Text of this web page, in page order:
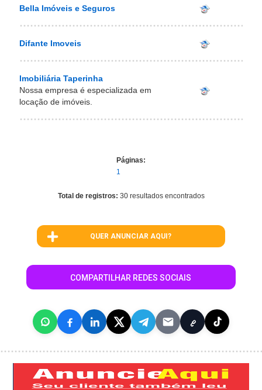
Bella Imóveis e Seguros
Difante Imoveis
Imobiliária Taperinha
Nossa empresa é especializada em
locação de imóveis.
Páginas:
1
Total de registros: 30 resultados encontrados
QUER ANUNCIAR AQUI?
COMPARTILHAR REDES SOCIAIS